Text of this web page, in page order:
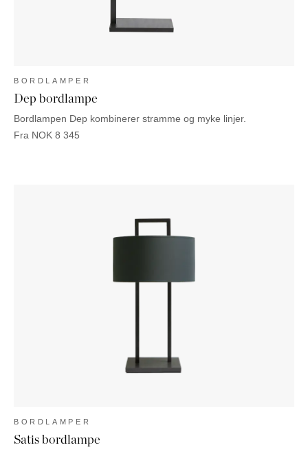
BORDLAMPER
Dep bordlampe
Bordlampen Dep kombinerer stramme og myke linjer.
Fra NOK 8 345
BORDLAMPER
Satis bordlampe